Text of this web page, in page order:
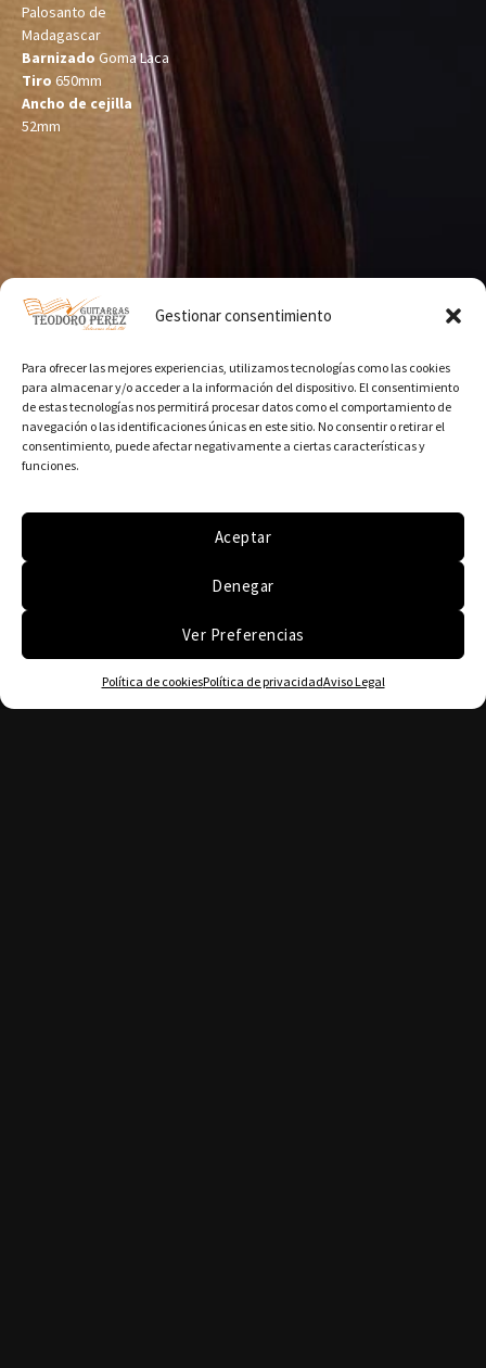
Gestionar consentimiento
Para ofrecer las mejores experiencias, utilizamos tecnologías como las cookies
para almacenar y/o acceder a la información del dispositivo. El consentimiento
de estas tecnologías nos permitirá procesar datos como el comportamiento de
navegación o las identificaciones únicas en este sitio. No consentir o retirar el
consentimiento, puede afectar negativamente a ciertas características y
funciones.
Aceptar
Denegar
Ver Preferencias
Política de cookiesPolítica de privacidadAviso Legal
Palosanto de
Madagascar
Barnizado Goma Laca
Tiro 650mm
Ancho de cejilla
52mm